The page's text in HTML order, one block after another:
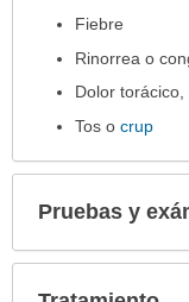
Fiebre
Rinorrea o
Dolor
Tos ocrup
Pruebas y